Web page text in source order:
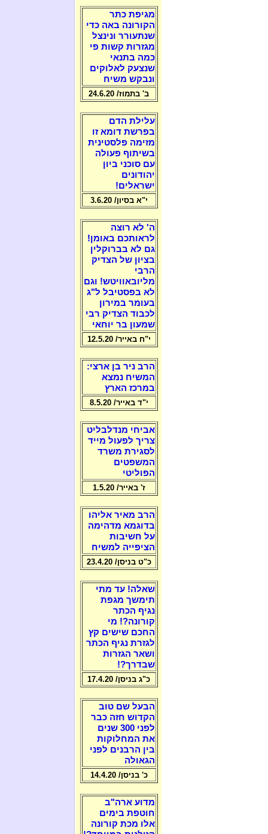
מגיפת כתר
הקורונה באה כדי
שנתעורר ונינצל
מגזרות קשות פי
כמה בתנאי
שנצעק לאלוקים
ונבקש משיח
ב' בתמוז/ 24.6.20
עלילת הדם
בפרשת דומא זו
מזימה פלסטינית
בשיתוף פעולה
עם סוכני ביון
יהודונים
ישראלים!
י"א בסיון/ 3.6.20
ה' לא רוצה
לראותכם באומן!
גם לא בברוקלין
בציון של הצדיק
הרבי
מליובאוויטש! וגם
לא בפסטיבל ל"ג
בעומר במירון
לכבוד הצדיק רבי
שמעון בר יוחאי
י"ח באייר/ 12.5.20
הרב ניר בן ארצי:
המשיח נמצא
במרכז הארץ
י"ד באייר/ 8.5.20
אביחי מנדלבליט
צריך לפעול מייד
לסגירת משרד
המשפטים
הפוליטי
ז' באייר/ 1.5.20
הרב מאיר אליהו
בדוגמא מדהימה
על חשיבות
הציפייה למשיח
כ"ט בניסן/ 23.4.20
שאלה! עד מתי
תימשך מגפת
נגיף הכתר
קורונה?! מי
החכם שישים קץ
לגזרת נגיף הכתר
ושאר הגזרות
שבדרך?!
כ"ג בניסן/ 17.4.20
הבעל שם טוב
הקדוש חזה כבר
לפני 300 שנים
את המחלוקות
בין הרבנים לפני
הגאולה
כ' בניסן/ 14.4.20
מדוע ארה"ב
חוטפת בימים
אלו מכת קורונה